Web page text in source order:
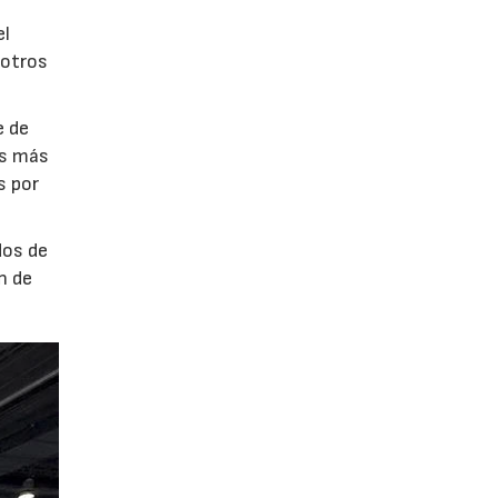
de
más
por
de
de